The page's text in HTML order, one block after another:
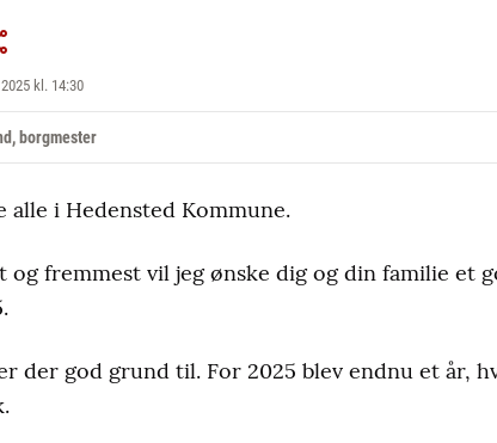
kl. 14:30
borgmester
alle i Hedensted Kommune.
og fremmest vil jeg ønske dig og din familie et
der god grund til. For 2025 blev endnu et år,